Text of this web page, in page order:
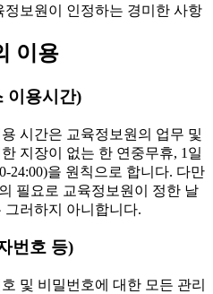
보원이 인정하는 경미한 사항
이용
이용시간)
시간은 교육정보원의 업무 및
지장이 없는 한 연중무휴, 1일
24:00)을 원칙으로 합니다. 다만
필요로 교육정보원이 정한 날
그러하지 아니합니다.
번호 등)
및 비밀번호에 대한 모든 관리